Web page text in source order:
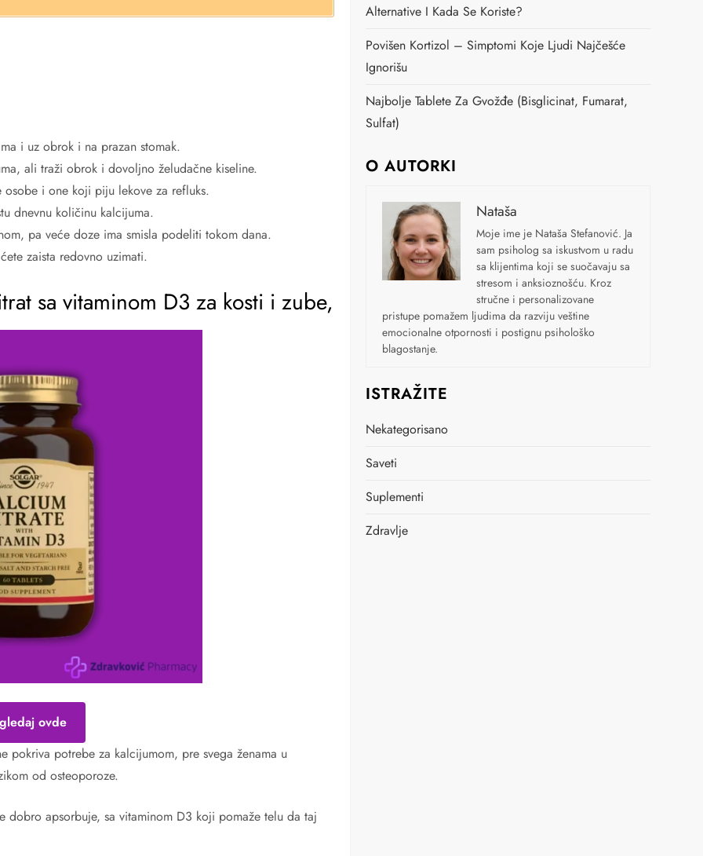
i uz obrok i na prazan stomak.
ali traži obrok i dovoljno želudačne kiseline.
i one koji piju lekove za refluks.
dnevnu količinu kalcijuma.
pa veće doze ima smisla podeliti tokom dana.
zaista redovno uzimati.
sa vitaminom D3 za kosti i zube,
ovde
pokriva potrebe za kalcijumom, pre svega ženama u
od osteoporoze.
apsorbuje, sa vitaminom D3 koji pomaže telu da taj
Alternative I Kada Se Koriste?
Povišen Kortizol – Simptomi Koje Ljudi Najčešće
Ignorišu
Najbolje Tablete Za Gvožđe (bisglicinat, Fumarat,
Sulfat)
O AUTORKI
Nataša
Moje ime je Nataša Stefanović. Ja
sam psiholog sa iskustvom u radu
sa klijentima koji se suočavaju sa
stresom i anksioznošću. Kroz
stručne i personalizovane
pristupe pomažem ljudima da razviju veštine
emocionalne otpornosti i postignu psihološko
blagostanje.
ISTRAŽITE
Nekategorisano
Saveti
Suplementi
Zdravlje